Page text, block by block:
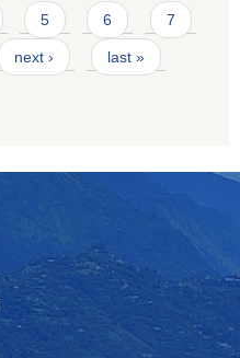
5 6 7
next › last »